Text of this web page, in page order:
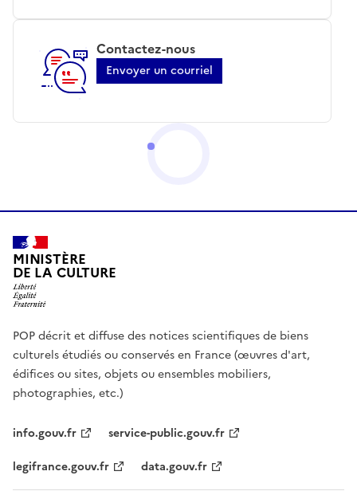
Contactez-nous
Envoyer un courriel
MINISTÈRE
DE LA CULTURE
POP décrit et diffuse des notices scientifiques de biens
culturels étudiés ou conservés en France (œuvres d'art,
édifices ou sites, objets ou ensembles mobiliers,
photographies, etc.)
info.gouv.fr
service-public.gouv.fr
legifrance.gouv.fr
data.gouv.fr